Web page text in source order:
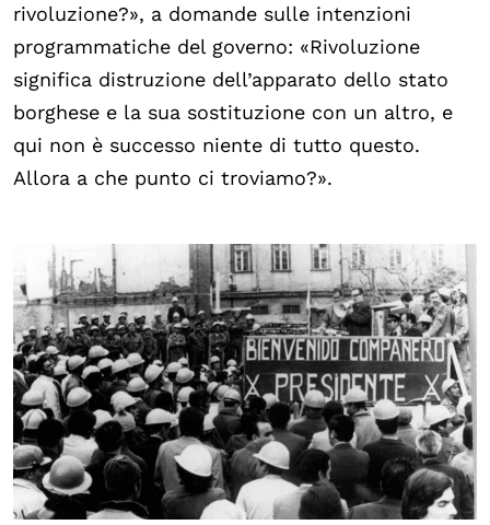
rivoluzione?», a domande sulle intenzioni
programmatiche del governo: «Rivoluzione
significa distruzione dell’apparato dello stato
borghese e la sua sostituzione con un altro, e
qui non è successo niente di tutto questo.
Allora a che punto ci troviamo?».